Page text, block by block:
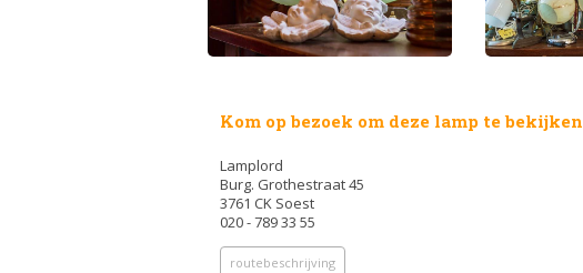
Kom op bezoek om deze lamp te bekijken
Lamplord
Burg. Grothestraat 45
3761 CK Soest
020 - 789 33 55
routebeschrijving